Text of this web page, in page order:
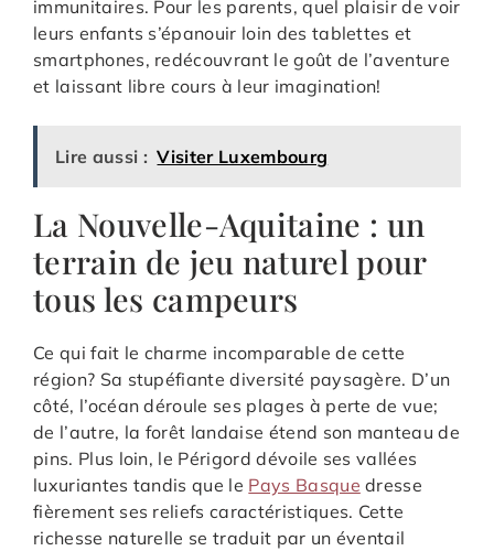
immunitaires. Pour les parents, quel plaisir de voir
leurs enfants s’épanouir loin des tablettes et
smartphones, redécouvrant le goût de l’aventure
et laissant libre cours à leur imagination!
Lire aussi : Visiter Luxembourg
La Nouvelle-Aquitaine : un
terrain de jeu naturel pour
tous les campeurs
Ce qui fait le charme incomparable de cette
région? Sa stupéfiante diversité paysagère. D’un
côté, l’océan déroule ses plages à perte de vue;
de l’autre, la forêt landaise étend son manteau de
pins. Plus loin, le Périgord dévoile ses vallées
luxuriantes tandis que le Pays Basque dresse
fièrement ses reliefs caractéristiques. Cette
richesse naturelle se traduit par un éventail